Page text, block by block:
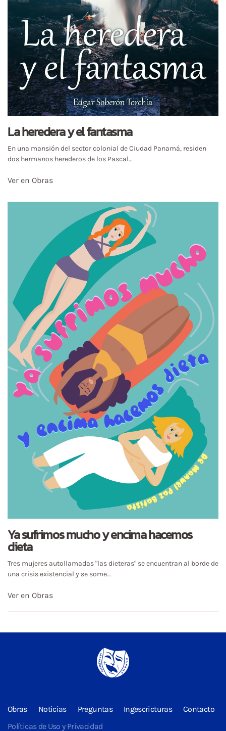
La heredera y el fantasma
En una mansión del sector colonial de Ciudad Panamá, residen
dos hermanos herederos de los Pascal…
Ver en Obras
Ya sufrimos mucho y encima hacemos
dieta
Tres mujeres autollamadas "las dieteras" se encuentran al borde de
una crisis existencial y se some…
Ver en Obras
Obras Noticias Preguntas Ingescricturas
Contacto
Políticas de Uso y Privacidad